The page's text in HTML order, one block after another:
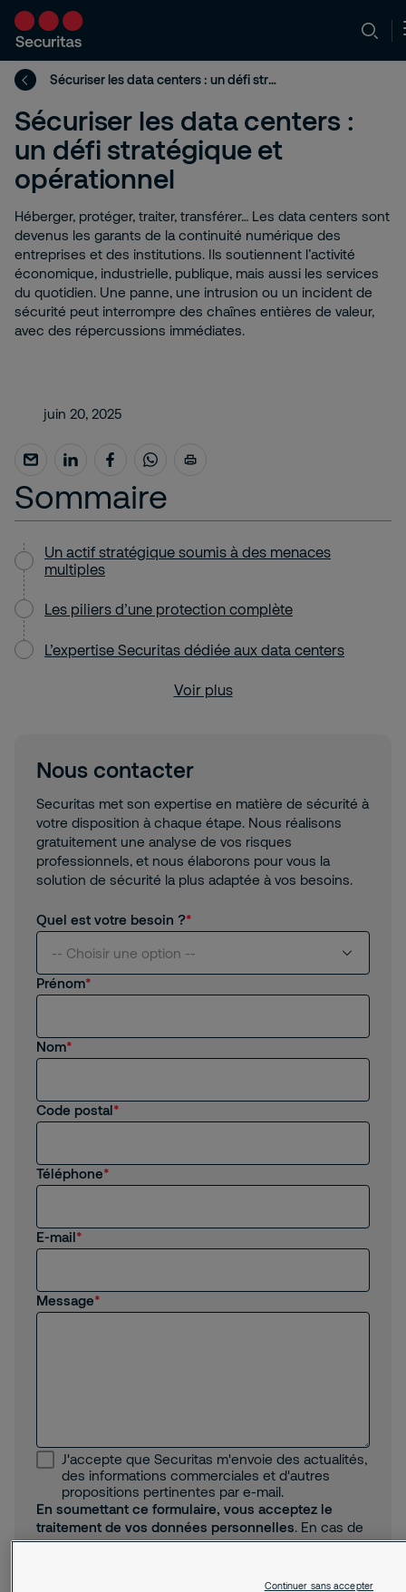
Sécuriser les data centers : un défi stratégique et opérationnel
Sécuriser les data centers :
un défi stratégique et
opérationnel
Héberger, protéger, traiter, transférer… Les data centers sont
devenus les garants de la continuité numérique des
entreprises et des institutions. Ils soutiennent l’activité
économique, industrielle, publique, mais aussi les services
du quotidien. Une panne, une intrusion ou un incident de
sécurité peut interrompre des chaînes entières de valeur,
avec des répercussions immédiates.
juin 20, 2025
Sommaire
Un actif stratégique soumis à des menaces
multiples
Les piliers d’une protection complète
L’expertise Securitas dédiée aux data centers
Voir plus
Nous contacter
Securitas met son expertise en matière de sécurité à
votre disposition à chaque étape. Nous réalisons
gratuitement une analyse de vos risques
professionnels, et nous élaborons pour vous la
solution de sécurité la plus adaptée à vos besoins.
Quel est votre besoin ?
-- Choisir une option --
Je suis client(e) de Securitas
Prénom
Nom
Code postal
Téléphone
E-mail
Message
J'accepte que Securitas m'envoie des actualités,
des informations commerciales et d'autres
propositions pertinentes par e-mail.
En soumettant ce formulaire, vous acceptez le
traitement de vos données personnelles. En cas de
questions ou demandes relatives à l’utilisation et/ou
pouvez contacter le délégué à la protection des
Continuer sans accepter